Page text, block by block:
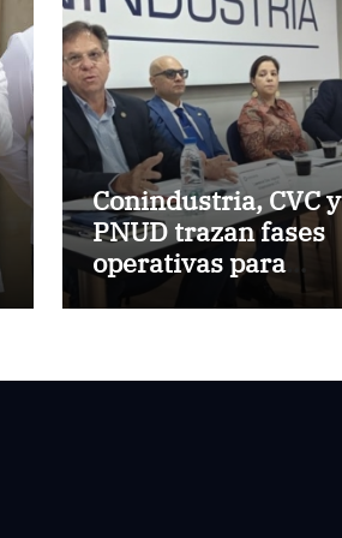
Conindustria, CVC y
PNUD trazan fases
operativas para